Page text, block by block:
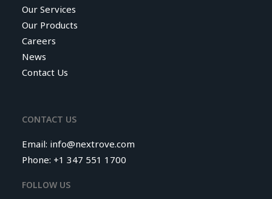
Our Services
Our Products
Careers
News
Contact Us
CONTACT US
Email: info@nextrove.com
Phone: +1 347 551 1700
FOLLOW US